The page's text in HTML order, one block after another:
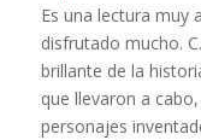
Es una lectura muy
disfrutado mucho.
brillante de la
que llevaron a
personajes